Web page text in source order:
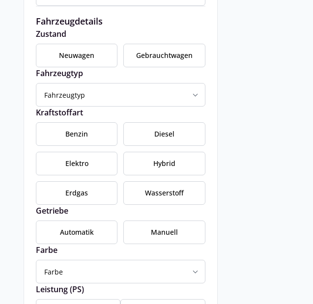
Fahrzeugdetails
Zustand
Neuwagen Gebrauchtwagen
Fahrzeugtyp
Fahrzeugtyp
Kraftstoffart
Benzin Diesel
Elektro Hybrid
Erdgas Wasserstoff
Getriebe
Automatik Manuell
Farbe
Farbe
Leistung (PS)